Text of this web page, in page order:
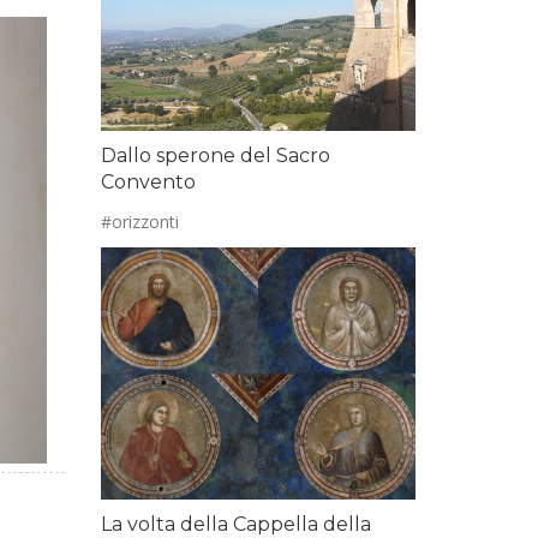
Dallo sperone del Sacro
Convento
#orizzonti
La volta della Cappella della